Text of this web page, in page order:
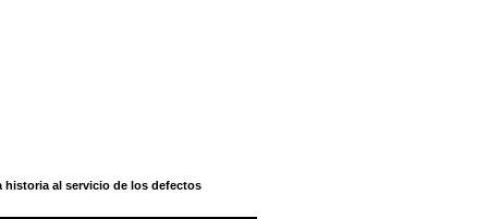
historia al servicio de los defectos